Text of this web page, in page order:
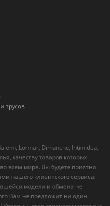
трусов
Lormar, Dimanche, Intimidea,
качеству товаров которых
всем мире. Вы будете приятно
нашего клиентского сервиса:
модели и обмена не
Вам не предложит ни один